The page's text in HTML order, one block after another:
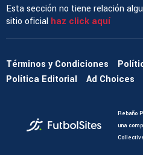
Esta sección no tiene relación
sitio oficial haz click aquí
Términos y Condiciones
Política Editorial
Ad Choices
Rebaño
una